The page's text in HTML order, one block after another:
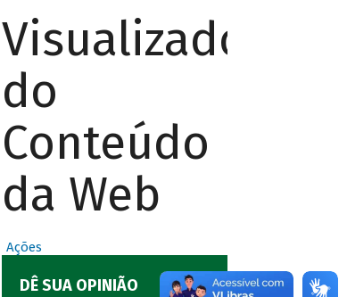
Visualizador
do
Conteúdo
da Web
Ações
DÊ SUA OPINIÃO